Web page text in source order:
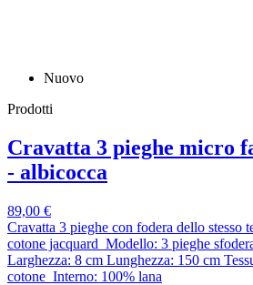
Nuovo
Prodotti
Cravatta 3 pieghe micro
- albicocca
89,00 €
Cravatta 3 pieghe con fodera dello stesso
cotone jacquard Modello: 3 pieghe
Larghezza: 8 cm Lunghezza: 150 cm
cotone Interno: 100% lana